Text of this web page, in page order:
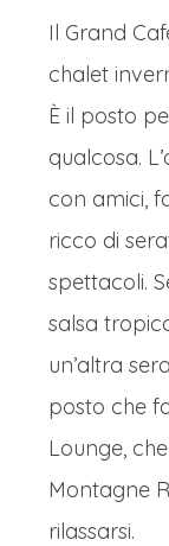
Il Grand
chalet
È il posto
qualcosa.
con amici,
ricco di
spettacoli.
salsa
un’altra
posto che
Lounge,
Montagne
rilassarsi.